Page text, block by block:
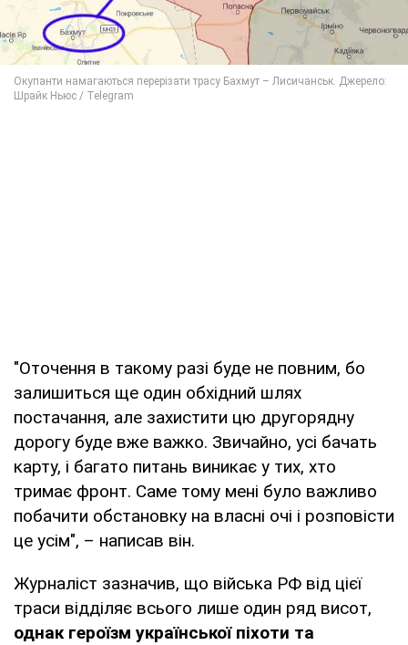
"Оточення в такому разі буде не повним, бо
залишиться ще один обхідний шлях
постачання, але захистити цю другорядну
дорогу буде вже важко. Звичайно, усі бачать
карту, і багато питань виникає у тих, хто
тримає фронт. Саме тому мені було важливо
побачити обстановку на власні очі і розповісти
це усім", – написав він.
Журналіст зазначив, що війська РФ від цієї
траси відділяє всього лише один ряд висот,
однак героїзм української піхоти та